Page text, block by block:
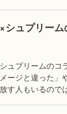
シュプリー
ュプリームのコ
ージと違った」
す人もいるので